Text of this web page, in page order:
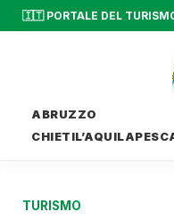
🇮🇹 PORTALE DEL
ABRUZZO
CHIETIL’AQUILA
TURISMO